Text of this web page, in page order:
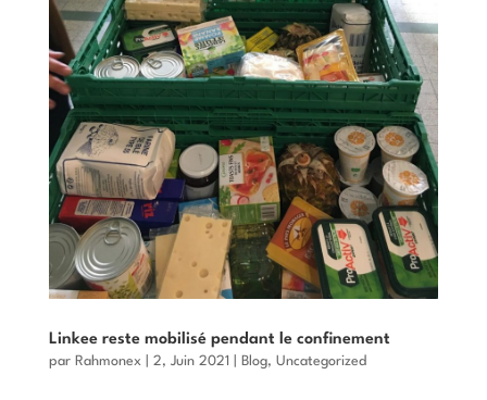
Linkee reste mobilisé pendant le confinement
par Rahmonex 2, Juin 2021 Blog, Uncategorized